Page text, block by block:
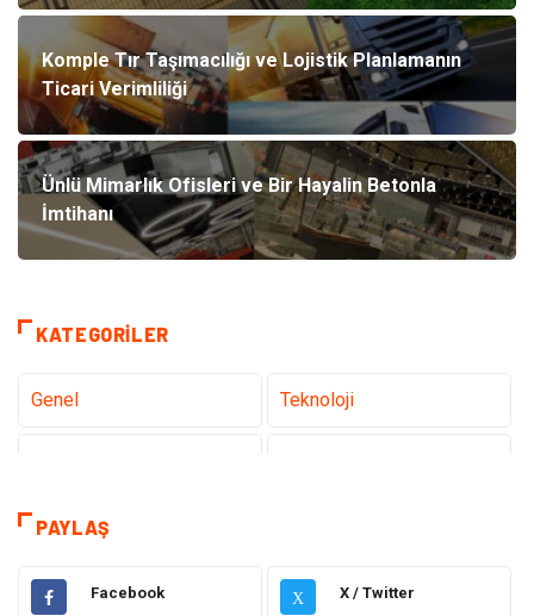
Komple Tır Taşımacılığı ve Lojistik Planlamanın
Ticari Verimliliği
Ünlü Mimarlık Ofisleri ve Bir Hayalin Betonla
İmtihanı
KATEGORILER
Genel Teknoloji
Eğitim & Kariyer
Giyim Elektrik & Elektronik
PAYLAŞ
Facebook X X / Twitter